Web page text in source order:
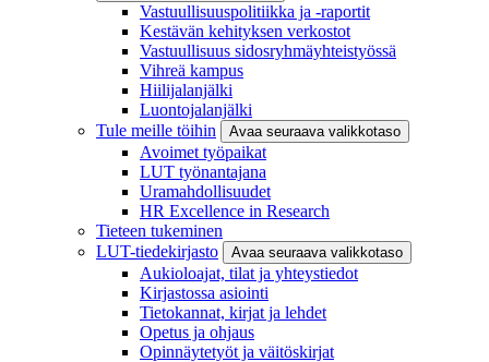
Vastuullisuuspolitiikka ja -raportit
Kestävän kehityksen verkostot
Vastuullisuus sidosryhmäyhteistyössä
Vihreä kampus
Hiilijalanjälki
Luontojalanjälki
Tule meille töihin
Avaa seuraava valikkotaso
Avoimet työpaikat
LUT työnantajana
Uramahdollisuudet
HR Excellence in Research
Tieteen tukeminen
LUT-tiedekirjasto
Avaa seuraava valikkotaso
Aukioloajat, tilat ja yhteystiedot
Kirjastossa asiointi
Tietokannat, kirjat ja lehdet
Opetus ja ohjaus
Opinnäytetyöt ja väitöskirjat